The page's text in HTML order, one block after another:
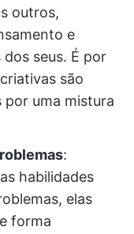
outros,
e
seus. É por
são
uma mistura
:
habilidades
elas
forma